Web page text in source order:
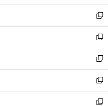
開
く
新
し
い
ウ
ィ
ン
ド
ウ
で
新
し
い
ウ
ィ
ン
ド
新
し
い
ウ
ィ
新
し
い
新